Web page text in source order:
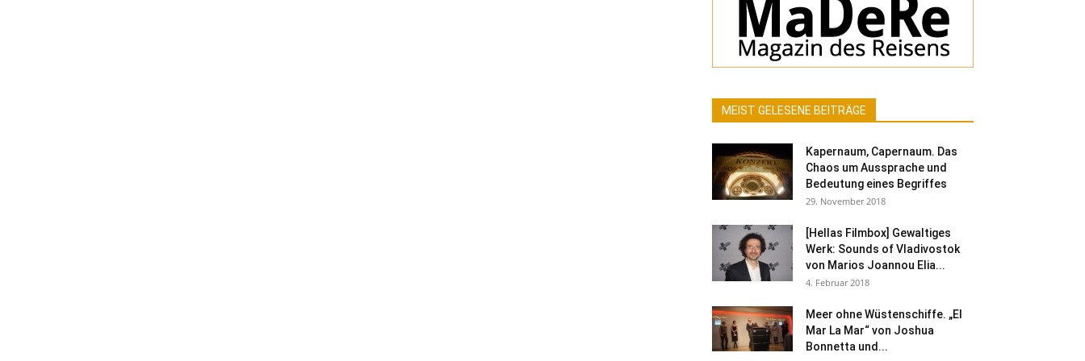
MEIST GELESENE BEITRÄGE
Kapernaum, Capernaum. Das
Chaos um Aussprache und
Bedeutung eines Begriffes
29. November 2018
[Hellas Filmbox] Gewaltiges
Werk: Sounds of Vladivostok
von Marios Joannou Elia...
4. Februar 2018
Meer ohne Wüstenschiffe. „El
Mar La Mar“ von Joshua
Bonnetta und...